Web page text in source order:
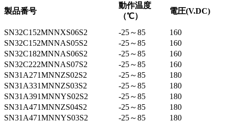
製品番号
動作温度
（℃）
電圧(V.DC)
SN32C152MNNXS06S2 -25～85
160
SN32C152MNNAS05S2
-25～85
160
SN32C182MNNAS06S2
-25～85
160
SN32C222MNNAS07S2
-25～85
160
SN31A271MNNZS02S2
-25～85
180
SN31A331MNNZS03S2
-25～85
180
SN31A391MNNYS02S2
-25～85
180
SN31A471MNNZS04S2
-25～85
180
SN31A471MNNYS03S2
-25～85
180